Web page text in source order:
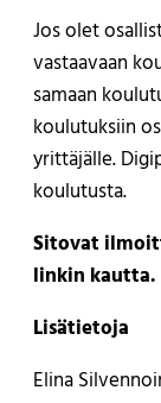
Jos olet
vastaavaan
samaan
koulutuksiin
yrittäjälle.
koulutusta.
Sitovat
linkin kautta.
Lisätietoja
Elina